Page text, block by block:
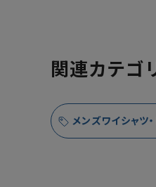
関連カテゴ
メンズワイシャツ